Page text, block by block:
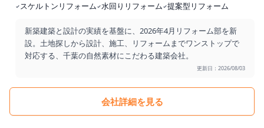
スケルトンリフォーム 水回りリフォーム 提案型リフォーム
新築建築と設計の実績を基盤に、2026年4月リフォーム部を新
設。土地探しから設計、施工、リフォームまでワンストップで
対応する、千葉の自然素材にこだわる建築会社。
更新日：2026/08/03
会社詳細を見る